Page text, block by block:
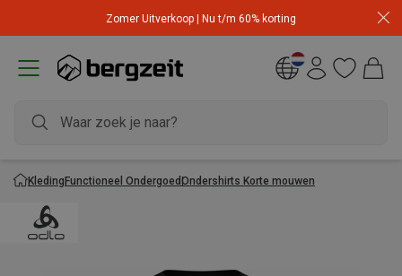
Zomer Uitverkoop | Nu t/m 60% korting
KledingFunctioneel OndergoedOndershirts Korte mouwen